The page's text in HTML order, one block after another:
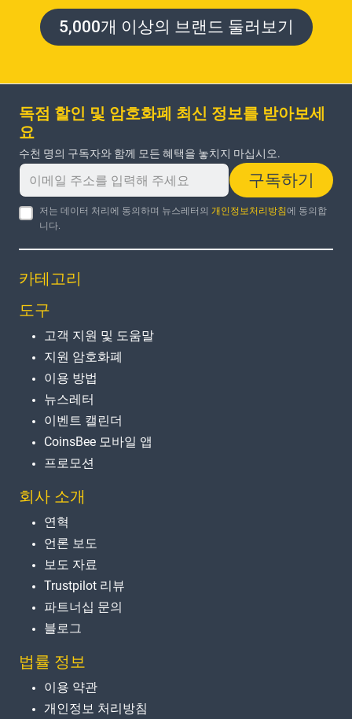
5,000개 이상의 브랜드 둘러보기
독점 할인 및 암호화폐 최신 정보를 받아보세
요
수천 명의 구독자와 함께 모든 혜택을 놓치지 마십시오.
구독하기
저는 데이터 처리에 동의하며 뉴스레터의개인정보처리방침에 동의합
니다.
카테고리
도구
고객 지원 및 도움말
지원 암호화폐
이용 방법
뉴스레터
이벤트 캘린더
CoinsBee 모바일 앱
프로모션
회사 소개
연혁
언론 보도
보도 자료
Trustpilot 리뷰
파트너십 문의
블로그
법률 정보
이용 약관
개인정보 처리방침